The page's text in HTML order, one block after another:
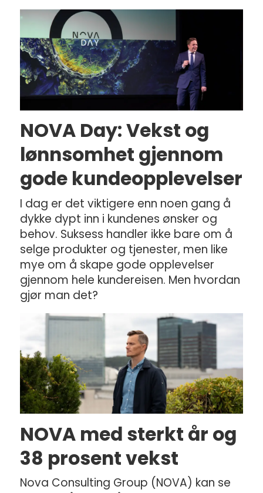
NOVA Day: Vekst og
lønnsomhet gjennom
gode kundeopplevelser
I dag er det viktigere enn noen gang å
dykke dypt inn i kundenes ønsker og
behov. Suksess handler ikke bare om å
selge produkter og tjenester, men like
mye om å skape gode opplevelser
gjennom hele kundereisen. Men hvordan
gjør man det?
NOVA med sterkt år og
38 prosent vekst
Nova Consulting Group (NOVA) kan se